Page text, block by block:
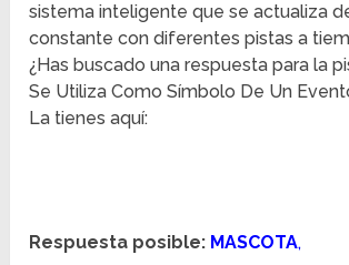
sistema inteligente que se actualiza
constante con diferentes pistas a
¿Has buscado una respuesta para la
Se Utiliza Como Símbolo De Un
La tienes aquí:
Respuesta posible: MASCOTA,